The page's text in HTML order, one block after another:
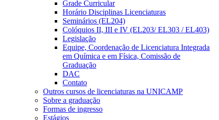
Grade Curricular
Horário Disciplinas Licenciaturas
Seminários (EL204)
Colóquios II, III e IV (EL203/ EL303 / EL403)
Legislação
Equipe, Coordenação de Licenciatura Integrada
em Química e em Física, Comissão de
Graduação
DAC
Contato
Outros cursos de licenciaturas na UNICAMP
Sobre a graduação
Formas de ingresso
Estágios